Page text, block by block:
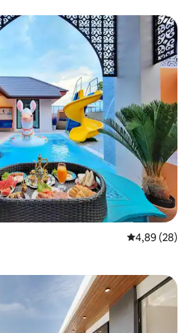
4,89 av 5 i
4,89 (28)